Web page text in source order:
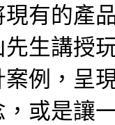
有的產
生講授
例，呈
或是讓